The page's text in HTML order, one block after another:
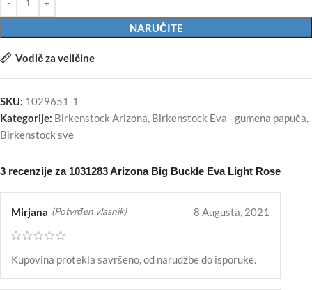
NARUČITE
Vodič za veličine
SKU: 1029651-1
Kategorije: Birkenstock Arizona Birkenstock Eva - gumena papuča
Birkenstock sve
3 recenzije za 1031283 Arizona Big Buckle Eva Light Rose
Mirjana (Potvrđen vlasnik) 8 Augusta, 2021
Kupovina protekla savršeno, od narudžbe do isporuke.